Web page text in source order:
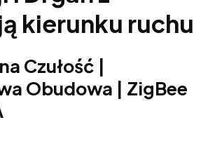
kierunku ruchu
Czułość |
Obudowa | ZigBee